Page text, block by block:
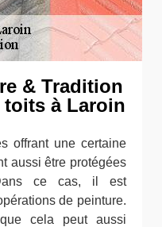
& Tradition
toits à Laroin
offrant une certaine
aussi être protégées
ce cas, il est
de peinture.
cela peut aussi